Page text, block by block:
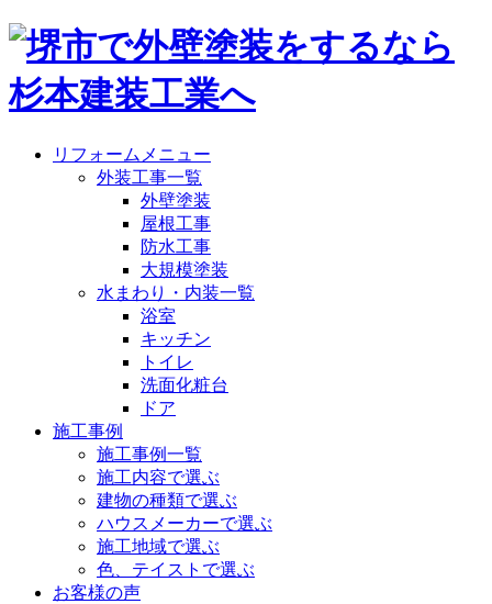
リフォームメニュー
外装工事一覧
外壁塗装
屋根工事
防水工事
大規模塗装
水まわり・内装一覧
浴室
キッチン
トイレ
洗面化粧台
ドア
施工事例
施工事例一覧
施工内容で選ぶ
建物の種類で選ぶ
ハウスメーカーで選ぶ
施工地域で選ぶ
色、テイストで選ぶ
お客様の声